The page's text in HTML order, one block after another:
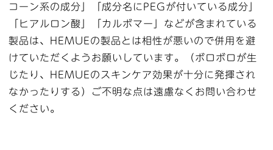
コーン系の成分」「成分名にPEGが付いている成分」
「ヒアルロン酸」「カルボマー」などが含まれている
製品は、HEMUEの製品とは相性が悪いので併用を避
けていただくようお願いしています。（ボロボロが生
じたり、HEMUEのスキンケア効果が十分に発揮され
なかったりする）ご不明な点は遠慮なくお問い合わせ
ください。